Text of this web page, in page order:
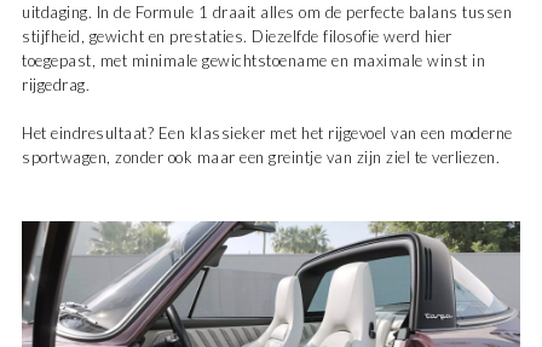
uitdaging. In de Formule 1 draait alles om de perfecte balans tussen
stijfheid, gewicht en prestaties. Diezelfde filosofie werd hier
toegepast, met minimale gewichtstoename en maximale winst in
rijgedrag.
Het eindresultaat? Een klassieker met het rijgevoel van een moderne
sportwagen, zonder ook maar een greintje van zijn ziel te verliezen.